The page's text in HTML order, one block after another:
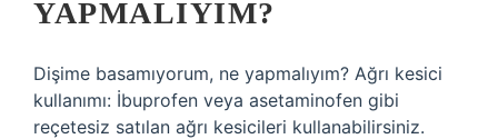
YAPMALIYIM?
Dişime basamıyorum, ne yapmalıyım? Ağrı kesici
kullanımı: İbuprofen veya asetaminofen gibi
reçetesiz satılan ağrı kesicileri kullanabilirsiniz.